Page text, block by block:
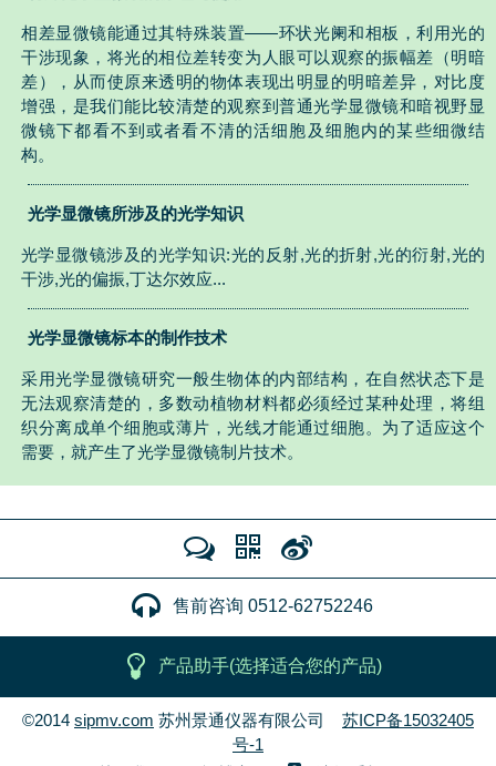
相差显微镜能通过其特殊装置——环状光阑和相板，利用光的
干涉现象，将光的相位差转变为人眼可以观察的振幅差（明暗
差），从而使原来透明的物体表现出明显的明暗差异，对比度
增强，是我们能比较清楚的观察到普通光学显微镜和暗视野显
微镜下都看不到或者看不清的活细胞及细胞内的某些细微结
构。
光学显微镜所涉及的光学知识
光学显微镜涉及的光学知识:光的反射,光的折射,光的衍射,光的
干涉,光的偏振,丁达尔效应...
光学显微镜标本的制作技术
采用光学显微镜研究一般生物体的内部结构，在自然状态下是
无法观察清楚的，多数动植物材料都必须经过某种处理，将组
织分离成单个细胞或薄片，光线才能通过细胞。为了适应这个
需要，就产生了光学显微镜制片技术。
售前咨询 0512-62752246
产品助手(选择适合您的产品)
©2014 sipmv.com 苏州景通仪器有限公司 苏ICP备15032405
号-1